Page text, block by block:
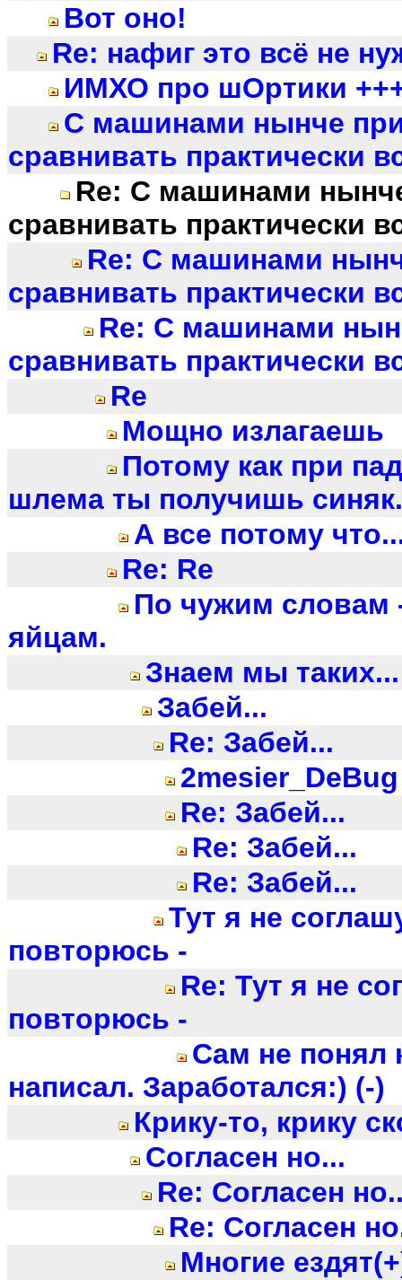
Вот оно!
Re: нафиг это всё не
ИМХО про шОртики
С машинами нынче
сравнивать практически
Re: С машинами
сравнивать практически
Re: С машинами
сравнивать практически
Re: С машинами
сравнивать практически
Re
Мощно излагаешь
Потому как при
шлема ты получишь
А все потому
Re: Re
По чужим словам
яйцам.
Знаем мы таких...
Забей...
Re: Забей...
2mesier_DeBug
Re: Забей...
Re: Забей...
Re: Забей...
Тут я не
повторюсь -
Re: Тут я не
повторюсь -
Сам не понял
написал. Заработался:) (-)
Крику-то, крику
Согласен но...
Re: Согласен
Re: Согласен
Многие